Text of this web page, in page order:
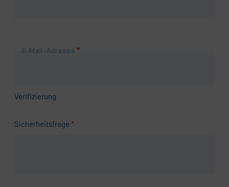
Pflichtfeld
E-Mail-Adresse *
Verifizierung
Pflichtfeld
Sicherheitsfrage *